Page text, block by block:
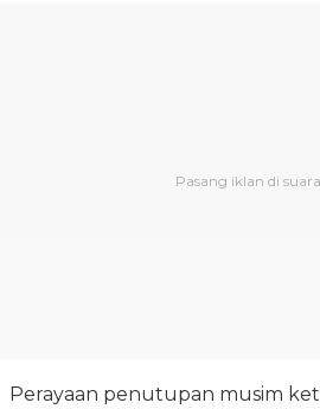
Perayaan penutupan musim